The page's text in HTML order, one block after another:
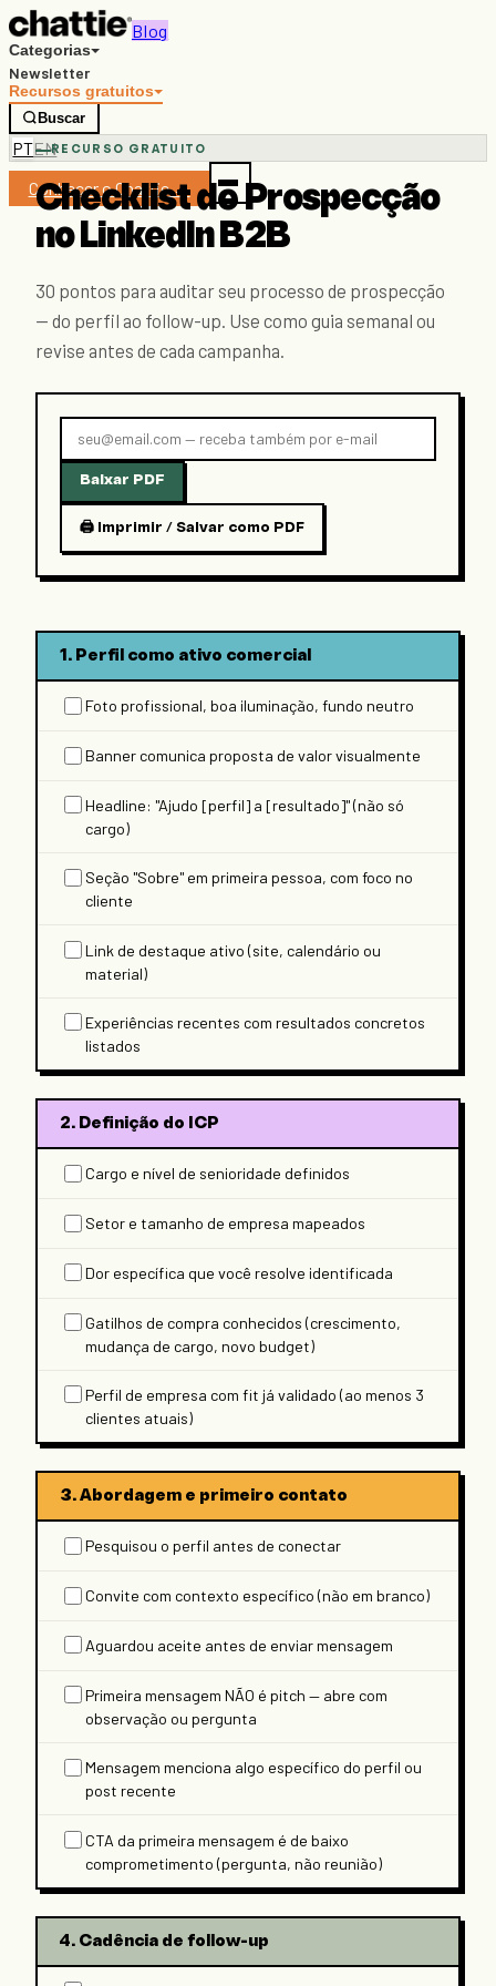
Blog
Categorias
Newsletter
Recursos gratuitos
Buscar
PTEN
Conhecer o Chattie →
RECURSO GRATUITO
Checklist de Prospecção
no LinkedIn B2B
30 pontos para auditar seu processo de prospecção
— do perfil ao follow-up. Use como guia semanal ou
revise antes de cada campanha.
Baixar PDF
🖨 Imprimir / Salvar como PDF
1. Perfil como ativo comercial
Foto profissional, boa iluminação, fundo neutro
Banner comunica proposta de valor visualmente
Headline: "Ajudo [perfil] a [resultado]" (não só
cargo)
Seção "Sobre" em primeira pessoa, com foco no
cliente
Link de destaque ativo (site, calendário ou
material)
Experiências recentes com resultados concretos
listados
2. Definição do ICP
Cargo e nível de senioridade definidos
Setor e tamanho de empresa mapeados
Dor específica que você resolve identificada
Gatilhos de compra conhecidos (crescimento,
mudança de cargo, novo budget)
Perfil de empresa com fit já validado (ao menos 3
clientes atuais)
3. Abordagem e primeiro contato
Pesquisou o perfil antes de conectar
Convite com contexto específico (não em branco)
Aguardou aceite antes de enviar mensagem
Primeira mensagem NÃO é pitch — abre com
observação ou pergunta
Mensagem menciona algo específico do perfil ou
post recente
CTA da primeira mensagem é de baixo
comprometimento (pergunta, não reunião)
4. Cadência de follow-up